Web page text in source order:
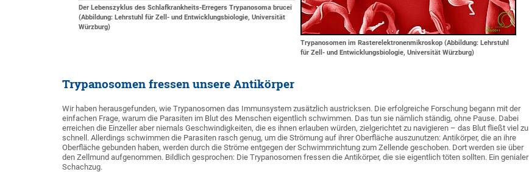
Der Lebenszyklus des Schlafkrankheits-Erregers Trypanosoma brucei
(Abbildung: Lehrstuhl für Zell- und Entwicklungsbiologie, Universität
Würzburg)
Trypanosomen im Rasterelektronenmikroskop (Abbildung: Lehrstuhl
für Zell- und Entwicklungsbiologie, Universität Würzburg)
Trypanosomen fressen unsere Antikörper
Wir haben herausgefunden, wie Trypanosomen das Immunsystem zusätzlich austricksen. Die erfolgreiche Forschung begann mit der
einfachen Frage, warum die Parasiten im Blut des Menschen eigentlich schwimmen. Das tun sie nämlich ständig, ohne Pause. Dabei
erreichen die Einzeller aber niemals Geschwindigkeiten, die es ihnen erlauben würden, zielgerichtet zu navigieren – das Blut fließt viel zu
schnell. Allerdings schwimmen die Parasiten rasch genug, um die Strömung auf ihrer Oberfläche auszunutzen: Antikörper, die an ihre
Oberfläche gebunden haben, werden durch die Ströme entgegen der Schwimmrichtung zum Zellende geschoben. Dort werden sie über
den Zellmund aufgenommen. Bildlich gesprochen: Die Trypanosomen fressen die Antikörper, die sie eigentlich töten sollten. Ein genialer
Schachzug.